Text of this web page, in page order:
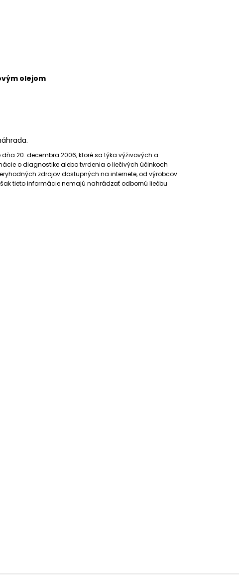
olejom
20. decembra 2006, ktoré sa týka výživových a
o diagnostike alebo tvrdenia o liečivých účinkoch
zdrojov dostupných na internete, od výrobcov
tieto informácie nemajú nahrádzať odbornú liečbu